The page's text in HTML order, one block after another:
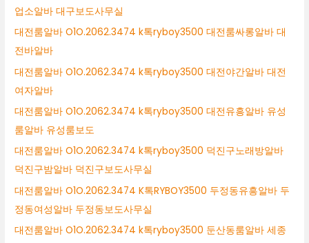
업소알바 대구보도사무실
대전룸알바 O1O.2062.3474 k톡ryboy3500 대전룸싸롱알바 대
전바알바
대전룸알바 O1O.2062.3474 k톡ryboy3500 대전야간알바 대전
여자알바
대전룸알바 O1O.2062.3474 k톡ryboy3500 대전유흥알바 유성
룸알바 유성룸보도
대전룸알바 O1O.2062.3474 k톡ryboy3500 덕진구노래방알바
덕진구밤알바 덕진구보도사무실
대전룸알바 O1O.2062.3474 K톡RYBOY3500 두정동유흥알바 두
정동여성알바 두정동보도사무실
대전룸알바 O1O.2062.3474 k톡ryboy3500 둔산동룸알바 세종